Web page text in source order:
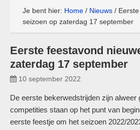
Je bent hier: Home / Nieuws /
seizoen op zaterdag 17 september
Eerste feestavond
zaterdag 17 september
10 september 2022
De eerste bekerwedstrijden zijn alweer
competities staan op het punt van
eerste feestje om het seizoen 2022/